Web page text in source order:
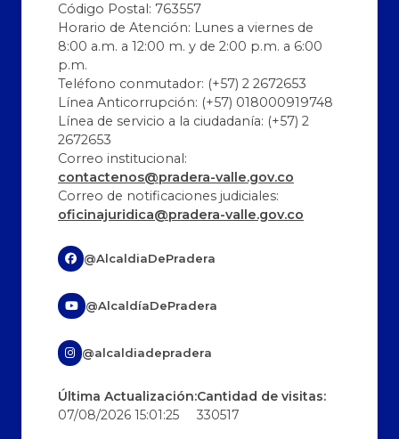
Código Postal: 763557
Horario de Atención: Lunes a viernes de
8:00 a.m. a 12:00 m. y de 2:00 p.m. a 6:00
p.m.
Teléfono conmutador: (+57) 2 2672653
Línea Anticorrupción: (+57) 018000919748
Línea de servicio a la ciudadanía: (+57) 2
2672653
Correo institucional:
contactenos@pradera-valle.gov.co
Correo de notificaciones judiciales:
oficinajuridica@pradera-valle.gov.co
@AlcaldiaDePradera
@AlcaldíaDePradera
@alcaldiadepradera
Última Actualización:
07/08/2026 15:01:25
Cantidad de visitas:
330517